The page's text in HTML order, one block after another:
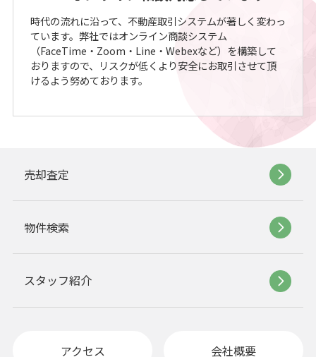
時代の流れに沿って、不動産取引システムが著しく変わっ
ています。弊社ではオンライン商談システム
（FaceTime・Zoom・Line・Webexなど）を構築して
おりますので、リスクが低くより安全にお取引させて頂
けるよう努めております。
売却査定
物件検索
スタッフ紹介
アクセス 会社概要